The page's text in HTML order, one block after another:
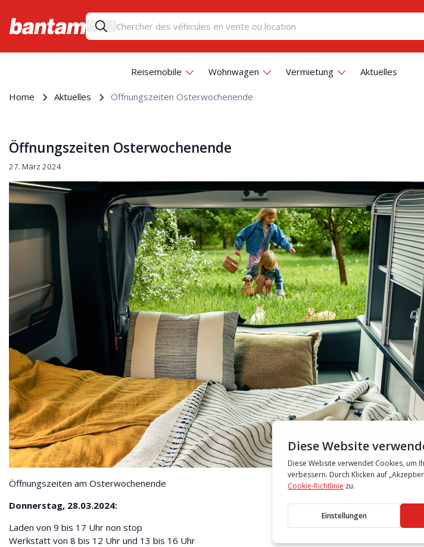
Reisemobile Wohnwagen Vermietung Aktuelles
Home Aktuelles Öffnungszeiten Osterwochenende
Öffnungszeiten Osterwochenende
27. März 2024
Öffnungszeiten am Osterwochenende
Donnerstag, 28.03.2024:
Laden von 9 bis 17 Uhr non stop
Werkstatt von 8 bis 12 Uhr und 13 bis 16 Uhr